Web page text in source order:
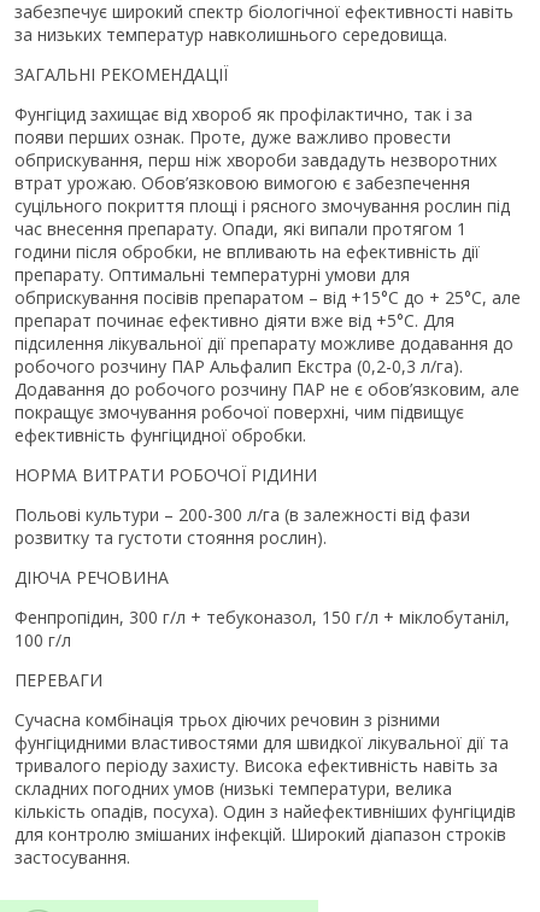
забезпечує широкий спектр біологічної ефективності навіть
за низьких температур навколишнього середовища.
ЗАГАЛЬНІ РЕКОМЕНДАЦІЇ
Фунгіцид захищає від хвороб як профілактично, так і за
появи перших ознак. Проте, дуже важливо провести
обприскування, перш ніж хвороби завдадуть незворотних
втрат урожаю. Обов’язковою вимогою є забезпечення
суцільного покриття площі і рясного змочування рослин під
час внесення препарату. Опади, які випали протягом 1
години після обробки, не впливають на ефективність дії
препарату. Оптимальні температурні умови для
обприскування посівів препаратом – від +15°С до + 25°С, але
препарат починає ефективно діяти вже від +5°С. Для
підсилення лікувальної дії препарату можливе додавання до
робочого розчину ПАР Альфалип Екстра (0,2-0,3 л/га).
Додавання до робочого розчину ПАР не є обов’язковим, але
покращує змочування робочої поверхні, чим підвищує
ефективність фунгіцидної обробки.
НОРМА ВИТРАТИ РОБОЧОЇ РІДИНИ
Польові культури – 200-300 л/га (в залежності від фази
розвитку та густоти стояння рослин).
ДІЮЧА РЕЧОВИНА
Фенпропідин, 300 г/л + тебуконазол, 150 г/л + міклобутаніл,
100 г/л
ПЕРЕВАГИ
Сучасна комбінація трьох діючих речовин з різними
фунгіцидними властивостями для швидкої лікувальної дії та
тривалого періоду захисту. Висока ефективність навіть за
складних погодних умов (низькі температури, велика
кількість опадів, посуха). Один з найефективніших фунгіцидів
для контролю змішаних інфекцій. Широкий діапазон строків
застосування.